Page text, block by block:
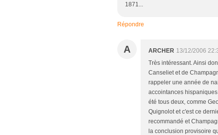
1871...
Répondre
A ARCHER 13/12/2006
Très intéressant. Ainsi
Canseliet et de
rappeler une année de
accointances
été tous deux, comme
Quignolot et c'est ce
recommandé et
la conclusion provisoire